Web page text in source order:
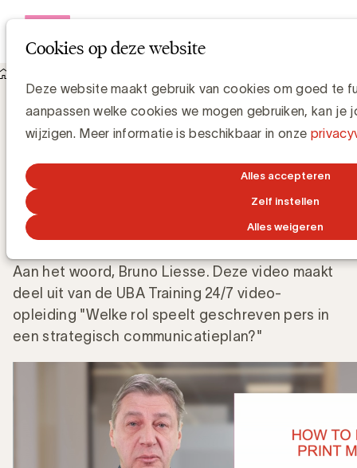
Cookies op deze website
Deze website maakt gebruik van cookies om goed te
aanpassen welke cookies we mogen gebruiken, kan je
wijzigen. Meer informatie is beschikbaar in onze
Alles accepteren
Zelf instellen
Alles weigeren
Hoe een efficiënte geprinte media campagne realiseren?
Hoe een efficiënte geprinte media
campagne realiseren?
UBA Team
13 MEI 2024
Aan het woord, Bruno Liesse. Deze video maakt
deel uit van de UBA Training 24/7 video-
opleiding "Welke rol speelt geschreven pers in
een strategisch communicatieplan?"